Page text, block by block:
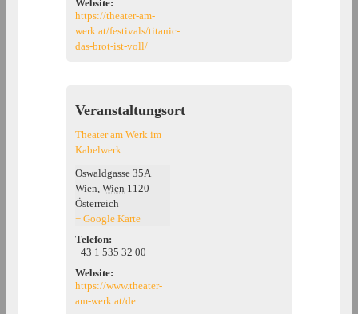
Website:
https://theater-am-
werk.at/festivals/titanic-
das-brot-ist-voll/
Veranstaltungsort
Theater am Werk im
Kabelwerk
Oswaldgasse 35A
Wien, Wien 1120
Österreich
+ Google Karte
Telefon:
+43 1 535 32 00
Website:
https://www.theater-
am-werk.at/de